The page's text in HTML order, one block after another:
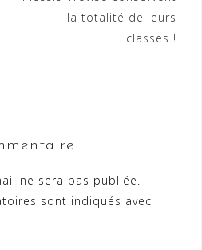
la totalité de leurs
classes !
ne sera pas publiée.
sont indiqués avec